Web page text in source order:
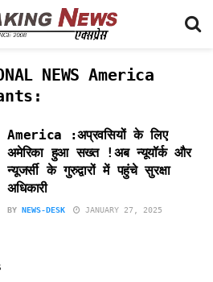
NEWS America
America :अप्रवसियों के लिए
अमेरिका हुआ सख्त !अब न्यूयॉर्क और
न्यूजर्सी के गुरुद्वारों में पहुंचे सुरक्षा
अधिकारी
BY NEWS-DESK JANUARY 27, 2025